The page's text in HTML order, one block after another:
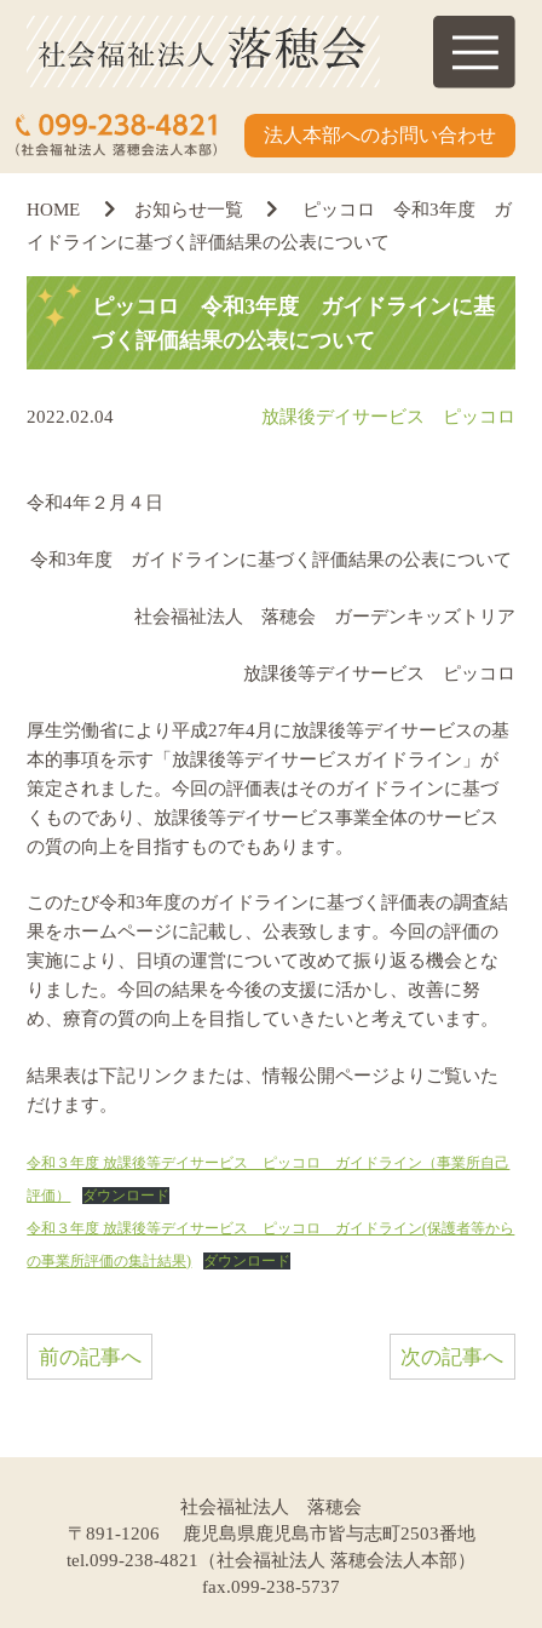
法人本部へのお問い合わせ
HOME お知らせ一覧
ピッコロ 令和3年度 ガ
イドラインに基づく評価結果の公表について
ピッコロ 令和3年度 ガイドラインに基
づく評価結果の公表について
放課後デイサービス ピッコロ
2022.02.04
令和4年２月４日
令和3年度 ガイドラインに基づく評価結果の公表について
社会福祉法人 落穂会 ガーデンキッズトリア
放課後等デイサービス ピッコロ
厚生労働省により平成27年4月に放課後等デイサービスの基
本的事項を示す「放課後等デイサービスガイドライン」が
策定されました。今回の評価表はそのガイドラインに基づ
くものであり、放課後等デイサービス事業全体のサービス
の質の向上を目指すものでもあります。
このたび令和3年度のガイドラインに基づく評価表の調査結
果をホームページに記載し、公表致します。今回の評価の
実施により、日頃の運営について改めて振り返る機会とな
りました。今回の結果を今後の支援に活かし、改善に努
め、療育の質の向上を目指していきたいと考えています。
結果表は下記リンクまたは、情報公開ページよりご覧いた
だけます。
令和３年度 放課後等デイサービス ピッコロ ガイドライン（事業所自己
評価）
ダウンロード
令和３年度 放課後等デイサービス ピッコロ ガイドライン(保護者等から
の事業所評価の集計結果)
ダウンロード
前の記事へ 次の記事へ
社会福祉法人 落穂会
〒891-1206 鹿児島県鹿児島市皆与志町2503番地
tel.099-238-4821（社会福祉法人 落穂会法人本部）
fax.099-238-5737